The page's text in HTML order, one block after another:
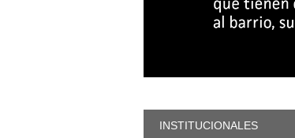
INSTITUCIONALES